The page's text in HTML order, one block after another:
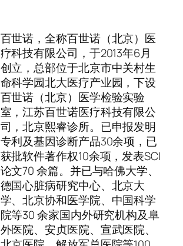
百世诺，全称百世诺（北京）医
疗科技有限公司，于2013年6月
创立，总部位于北京市中关村生
命科学园北大医疗产业园，下设
百世诺（北京）医学检验实验
室，江苏百世诺医疗科技有限公
司，北京熙睿诊所。已申报发明
专利及基因诊断产品30余项，已
获批软件著作权10余项，发表SCI
论文70 余篇。并已与哈佛大学、
德国心脏病研究中心、北京大
学、北京协和医学院、中国科学
院等30 余家国内外研究机构及阜
外医院、安贞医院、宣武医院、